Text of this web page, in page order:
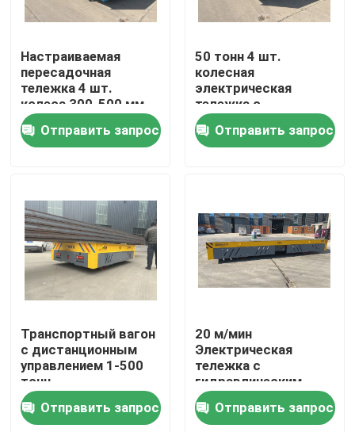
Дом
Продукты
О нас
Путешествие фабрики
Свяжитесь мы
Спросите цитату
Настраиваемая
пересадочная
тележка 4 шт.
колеса 300-500 мм
Диаметр колеса
Отправить запрос
50 тонн 4 шт.
колесная
электрическая
тележка с
предупреждающей
сигнализацией и
остановкой
Отправить запрос
Транспортный вагон
с дистанционным
управлением 1-500
тонн
Отправить запрос
20 м/мин
Электрическая
тележка с
гидравлическим
управлением
Отправить запрос